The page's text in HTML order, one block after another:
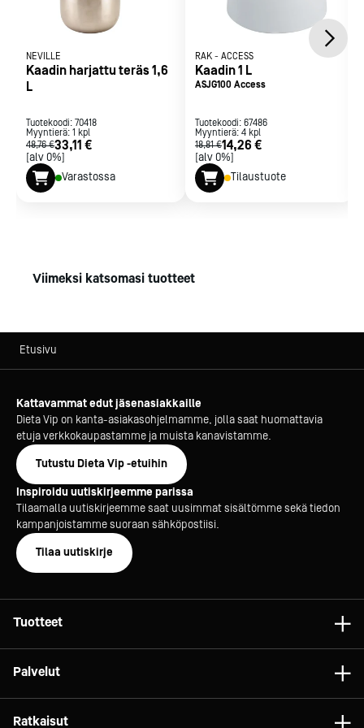
NEVILLE
Kaadin harjattu teräs 1,6
L
Tuotekoodi: 70418
Myyntierä: 1 kpl
48,76 €33,11 €
[alv 0%]
Varastossa
RAK - ACCESS
Kaadin 1 L
ASJG100 Access
Tuotekoodi: 67486
Myyntierä: 4 kpl
18,81 €14,26 €
[alv 0%]
Tilaustuote
Viimeksi katsomasi tuotteet
Etusivu
Kattavammat edut jäsenasiakkaille
Dieta Vip on kanta-asiakasohjelmamme, jolla saat huomattavia
etuja verkkokaupastamme ja muista kanavistamme.
Tutustu Dieta Vip -etuihin
Inspiroidu uutiskirjeemme parissa
Tilaamalla uutiskirjeemme saat uusimmat sisältömme sekä tiedon
kampanjoistamme suoraan sähköpostiisi.
Tilaa uutiskirje
Tuotteet
Tarvikkeet
Palvelut
Konsultointi
Ratkaisut